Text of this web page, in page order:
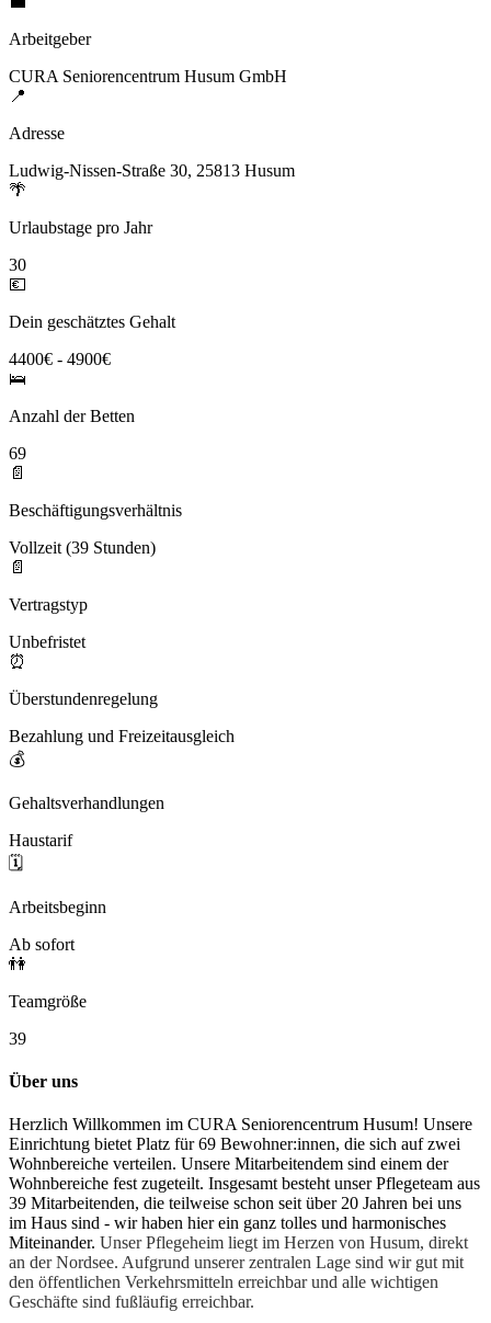
Arbeitgeber
CURA Seniorencentrum Husum GmbH
📍
Adresse
Ludwig-Nissen-Straße 30, 25813 Husum
🌴
Urlaubstage pro Jahr
30
💶
Dein geschätztes Gehalt
4400€ - 4900€
🛌
Anzahl der Betten
69
📄
Beschäftigungsverhältnis
Vollzeit (39 Stunden)
📄
Vertragstyp
Unbefristet
⏰
Überstundenregelung
Bezahlung und Freizeitausgleich
💰
Gehaltsverhandlungen
Haustarif
🗓️
Arbeitsbeginn
Ab sofort
👫
Teamgröße
39
Über uns
Herzlich Willkommen im CURA Seniorencentrum Husum! Unsere
Einrichtung bietet Platz für 69 Bewohner:innen, die sich auf zwei
Wohnbereiche verteilen. Unsere Mitarbeitendem sind einem der
Wohnbereiche fest zugeteilt. Insgesamt besteht unser Pflegeteam aus
39 Mitarbeitenden, die teilweise schon seit über 20 Jahren bei uns
im Haus sind - wir haben hier ein ganz tolles und harmonisches
Miteinander. Unser Pflegeheim liegt im Herzen von Husum, direkt
an der Nordsee. Aufgrund unserer zentralen Lage sind wir gut mit
den öffentlichen Verkehrsmitteln erreichbar und alle wichtigen
Geschäfte sind fußläufig erreichbar.